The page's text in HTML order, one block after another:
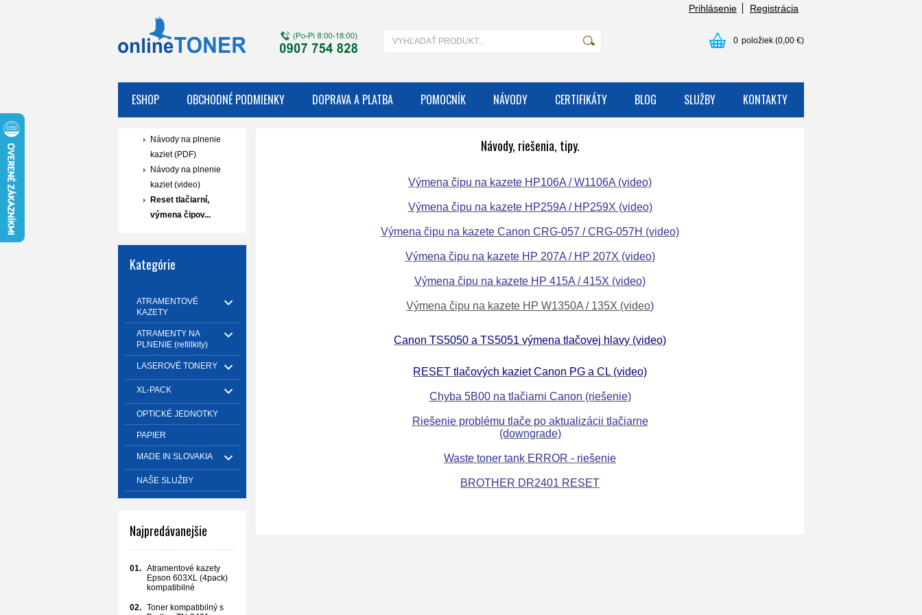
Prihlásenie Registrácia
0 položiek (0,00 €)
ESHOP OBCHODNÉ PODMIENKY DOPRAVA A PLATBA POMOCNÍK NÁVODY CERTIFIKÁTY BLOG SLUŽBY KONTAKTY
Návody na plnenie
kaziet (PDF)
Návody na plnenie
kaziet (video)
Reset tlačiarní,
výmena čipov...
Kategórie
ATRAMENTOVÉ
KAZETY
ATRAMENTY NA
PLNENIE (refillkity)
LASEROVÉ TONERY
XL-PACK
OPTICKÉ JEDNOTKY
PAPIER
MADE IN SLOVAKIA
NAŠE SLUŽBY
Najpredávanejšie
01. Atramentové kazety
Epson 603XL (4pack)
kompatibilné
02. Toner kompatibilný s
Návody, riešenia, tipy.
Výmena čipu na kazete HP106A / W1106A (video)
Výmena čipu na kazete HP259A / HP259X (video)
Výmena čipu na kazete Canon CRG-057 / CRG-057H (video)
Výmena čipu na kazete HP 207A / HP 207X (video)
Výmena čipu na kazete HP 415A / 415X (video)
Výmena čipu na kazete HP W1350A / 135X (video)
Canon TS5050 a TS5051 výmena tlačovej hlavy (video)
RESET tlačových kaziet Canon PG a CL (video)
Chyba 5B00 na tlačiarni Canon (riešenie)
Riešenie problému tlače po aktualizácii tlačiarne
(downgrade)
Waste toner tank ERROR - riešenie
BROTHER DR2401 RESET